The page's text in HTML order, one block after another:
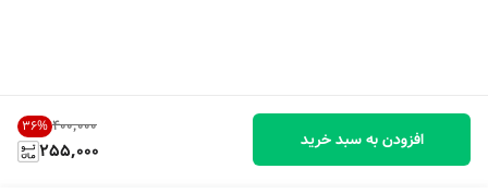
۴۰۰٬۰۰۰ 36%
255,000 افزودن به سبد خرید